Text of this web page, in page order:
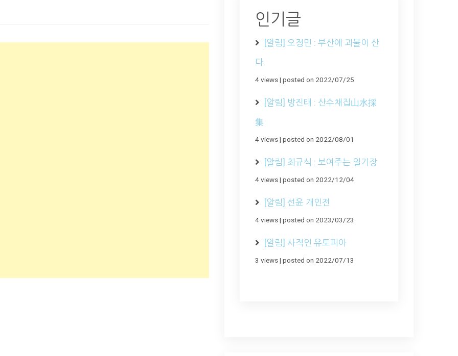
인기글
[알림] 오정민 : 부산에 괴물이 산
다.
4 views| posted on 2022/07/25
[알림] 방진태 : 산수채집山水採
集
4 views| posted on 2022/08/01
[알림] 최규식 : 보여주는 일기장
4 views| posted on 2022/12/04
[알림] 선윤 개인전
4 views| posted on 2023/03/23
[알림] 사적인 유토피아
3 views| posted on 2022/07/13